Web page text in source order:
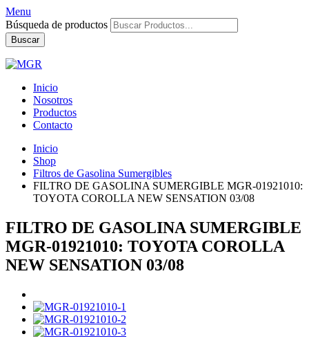
Menu
Búsqueda de productos
Buscar
Inicio
Nosotros
Productos
Contacto
Inicio
Shop
Filtros de Gasolina Sumergibles
FILTRO DE GASOLINA SUMERGIBLE MGR-01921010:
TOYOTA COROLLA NEW SENSATION 03/08
FILTRO DE GASOLINA SUMERGIBLE
MGR-01921010: TOYOTA COROLLA
NEW SENSATION 03/08